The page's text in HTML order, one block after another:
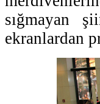
sığmayan
ekranlardan